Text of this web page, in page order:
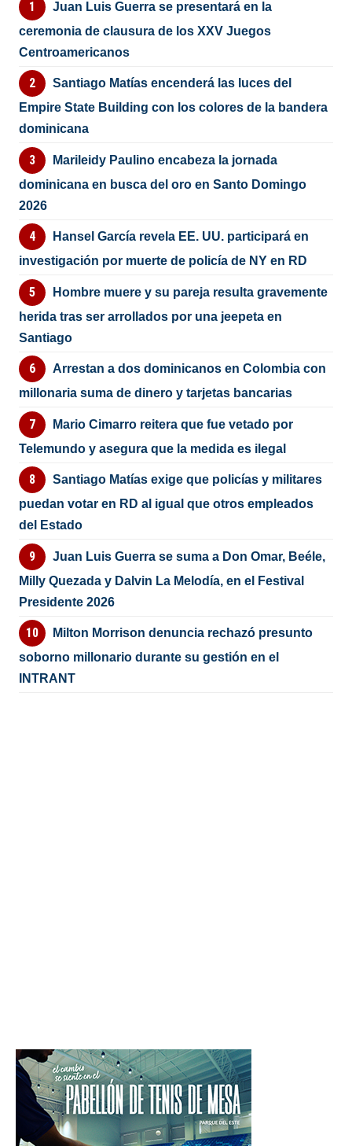
Juan Luis Guerra se presentará en la
ceremonia de clausura de los XXV Juegos
Centroamericanos
Santiago Matías encenderá las luces del
Empire State Building con los colores de la bandera
dominicana
Marileidy Paulino encabeza la jornada
dominicana en busca del oro en Santo Domingo
2026
Hansel García revela EE. UU. participará en
investigación por muerte de policía de NY en RD
Hombre muere y su pareja resulta gravemente
herida tras ser arrollados por una jeepeta en
Santiago
Arrestan a dos dominicanos en Colombia con
millonaria suma de dinero y tarjetas bancarias
Mario Cimarro reitera que fue vetado por
Telemundo y asegura que la medida es ilegal
Santiago Matías exige que policías y militares
puedan votar en RD al igual que otros empleados
del Estado
Juan Luis Guerra se suma a Don Omar, Beéle,
Milly Quezada y Dalvin La Melodía, en el Festival
Presidente 2026
Milton Morrison denuncia rechazó presunto
soborno millonario durante su gestión en el
INTRANT